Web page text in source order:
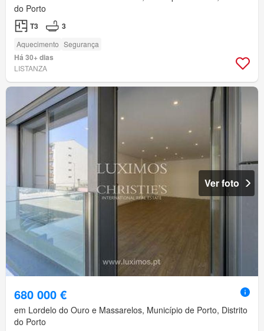
do Porto
T3 3
Aquecimento Segurança
Há 30+ dias
LISTANZA
Ver foto
680 000 €
em Lordelo do Ouro e Massarelos, Município de Porto, Distrito
do Porto